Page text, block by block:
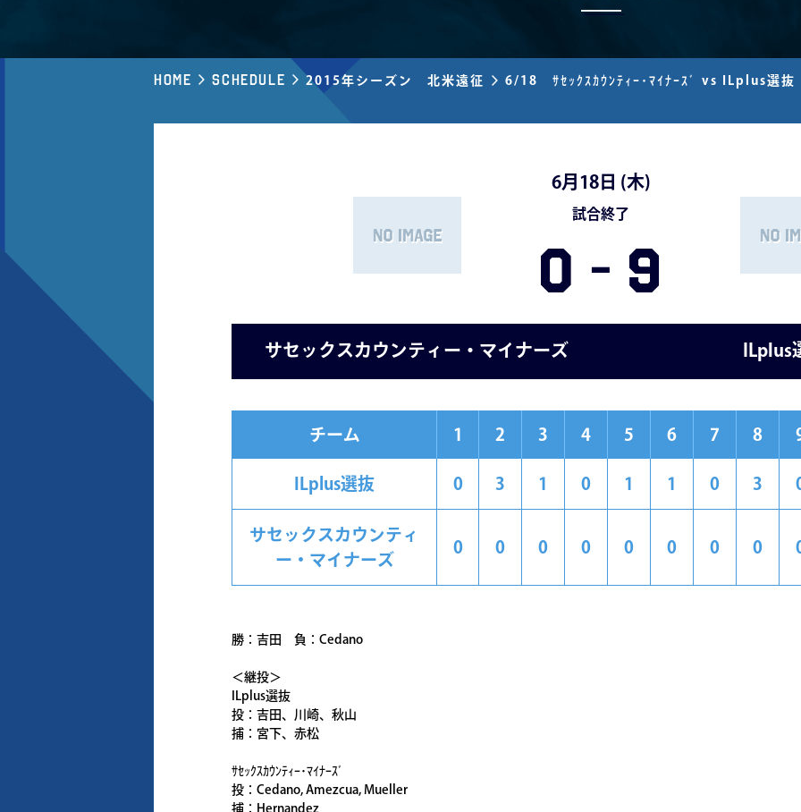
Home Schedule 2015年シーズン 北米遠征 6/18 ｻｾｯｸｽｶｳﾝﾃｨｰ･ﾏｲﾅｰｽﾞ vs ILplus選抜
6月18日 (木)
試合終了
0 - 9
サセックスカウンティー・マイナーズ ILplus
チーム 1 2 3 4 5 6 7 8
ILplus選抜 0 3 1 0 1 1 0 3
サセックスカウンティ
ー・マイナーズ
0 0 0 0 0 0 0 0
勝：吉田 負：Cedano
＜継投＞
ILplus選抜
投：吉田、川崎、秋山
捕：宮下、赤松
ｻｾｯｸｽｶｳﾝﾃｨｰ･ﾏｲﾅｰｽﾞ
投：Cedano, Amezcua, Mueller
捕：Hernandez